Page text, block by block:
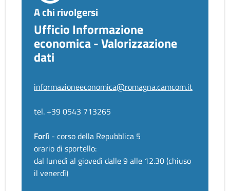
A chi rivolgersi
Ufficio Informazione
economica - Valorizzazione
dati
informazioneeconomica@romagna.camcom.it
tel. +39 0543 713265
Forlì - corso della Repubblica 5
orario di sportello:
dal lunedì al giovedì dalle 9 alle 12.30 (chiuso
il venerdì)